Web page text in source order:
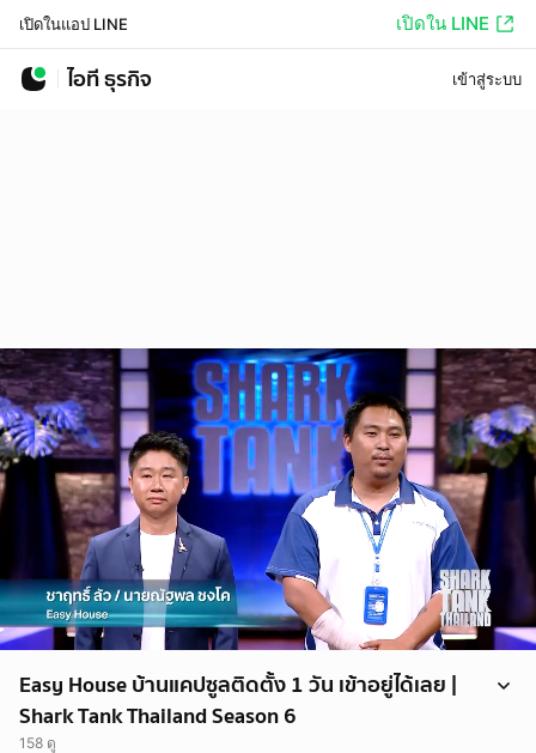
เปิดในแอป LINE เปิดใน LINE
ไอที ธุรกิจ เข้าสู่ระบบ
Easy House บ้านแคปซูลติดตั้ง 1 วัน เข้าอยู่ได้เลย |
Shark Tank Thailand Season 6
158 ดู